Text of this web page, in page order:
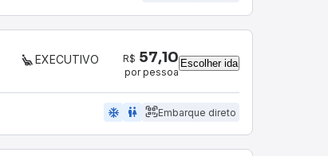
EXECUTIVO R$ 57,10
por pessoa
Escolher ida
ac_unit wc Embarque direto